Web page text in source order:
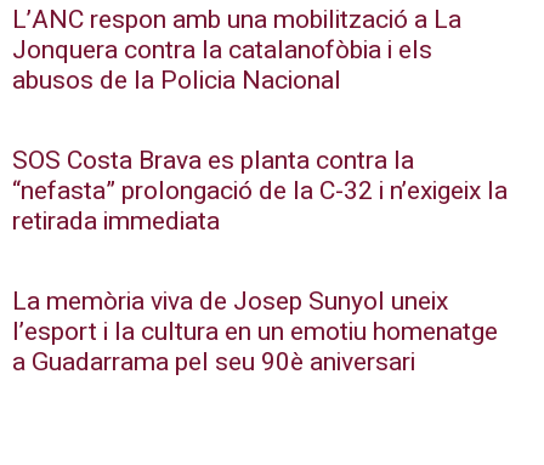
L’ANC respon amb una mobilització a La
Jonquera contra la catalanofòbia i els
abusos de la Policia Nacional
SOS Costa Brava es planta contra la
“nefasta” prolongació de la C-32 i n’exigeix la
retirada immediata
La memòria viva de Josep Sunyol uneix
l’esport i la cultura en un emotiu homenatge
a Guadarrama pel seu 90è aniversari